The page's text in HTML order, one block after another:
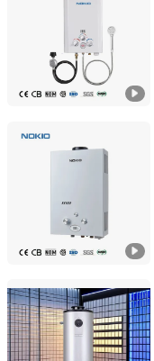
Guangdong, China
Fo Shan City Nokio
Guangdong Weinuan
Guangdong, China